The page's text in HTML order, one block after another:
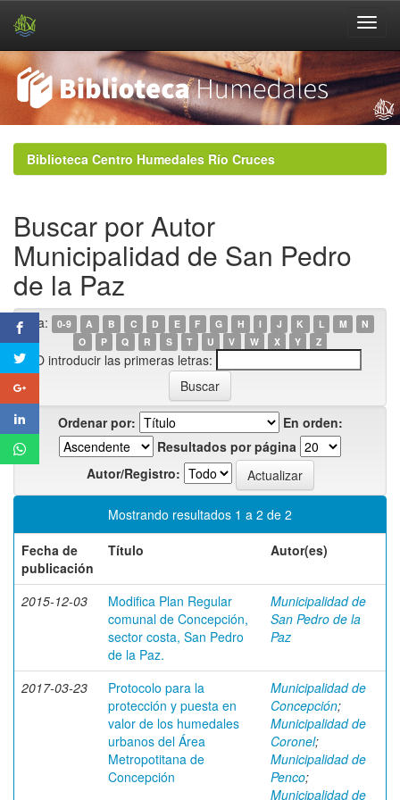
navigationBiblioteca Centro Humedales Río Cruces
Buscar por Autor
Municipalidad de San Pedro
de la Paz
Ir a: 0-9 A B C D E F G H I J K L M
N
O
P Q R S T U V W X Y Z
O introducir las primeras letras:
Ordenar por:
En orden:
Resultados por página
Autor/Registro:
Mostrando resultados 1 a 2 de 2
Fecha de
publicación
Título Autor(es)
2015-12-03
Modifica Plan Regular
comunal de Concepción,
sector costa, San Pedro
de la Paz.
Municipalidad de
San Pedro de la
Paz
2017-03-23
Protocolo para la
protección y puesta en
valor de los humedales
urbanos del Área
Metropotitana de
Concepción
Municipalidad de
Concepción;
Municipalidad de
Coronel;
Municipalidad de
Penco;
Municipalidad de